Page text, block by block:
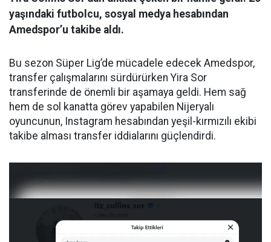
yaşındaki futbolcu, sosyal medya hesabından
Amedspor’u takibe aldı.
Bu sezon Süper Lig’de mücadele edecek Amedspor,
transfer çalışmalarını sürdürürken Yira Sor
transferinde de önemli bir aşamaya geldi. Hem sağ
hem de sol kanatta görev yapabilen Nijeryalı
oyuncunun, Instagram hesabından yeşil-kırmızılı ekibi
takibe alması transfer iddialarını güçlendirdi.